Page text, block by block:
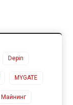
Depin
MYGATE
Майнинг